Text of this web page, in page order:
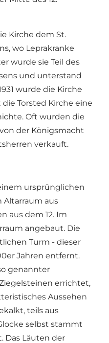
Kirche dem St.
wo Leprakranke
wurde sie Teil des
und unterstand
wurde die Kirche
Torsted Kirche eine
Oft wurden die
der Königsmacht
verkauft.
ursprünglichen
Altarraum aus
aus dem 12. Im
angebaut. Die
Turm - dieser
Jahren entfernt.
genannter
errichtet,
Aussehen
teils aus
selbst stammt
Das Läuten der